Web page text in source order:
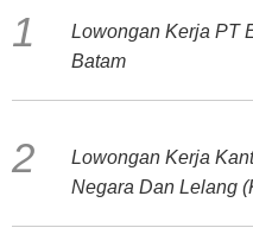
Lowongan Kerja PT
Batam
Lowongan Kerja
Negara Dan Lelang